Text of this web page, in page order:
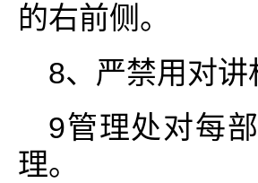
的右前侧。
8、严禁用对
9管理处对每
理。